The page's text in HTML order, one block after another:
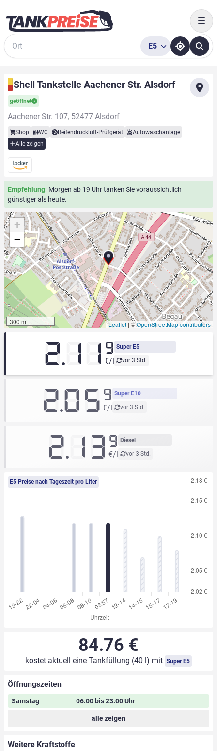
Suche
E5
Shell Tankstelle Aachener Str. Alsdorf
geöffnet
Aachener Str. 107, 52477 Alsdorf
Shop WC Reifendruckluft-Prüfgerät
Autowaschanlage
Alle zeigen
Empfehlung: Morgen ab 19 Uhr tanken Sie voraussichtlich
günstiger als heute.
+
−
300 m Leaflet | ©OpenStreetMap contributors
Super E5
vor 3 Std.
2.11 9
€/l
Super E10
vor 3 Std.
2.059
€/l
Diesel
vor 3 Std.
2.13 9
€/l
E5 Preise nach Tageszeit pro Liter
84.76 €
kostet aktuell eine Tankfüllung (40 l) mit Super E5
Öffnungszeiten
Samstag 06:00 bis 23:00 Uhr
alle zeigen
Weitere Kraftstoffe